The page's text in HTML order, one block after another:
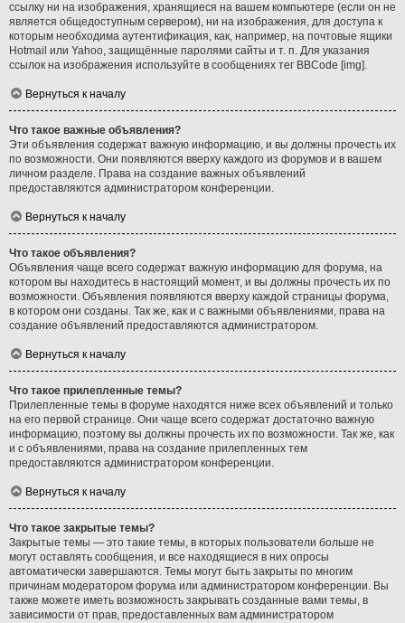
ссылку ни на изображения, хранящиеся на вашем компьютере (если он не
является общедоступным сервером), ни на изображения, для доступа к
которым необходима аутентификация, как, например, на почтовые ящики
Hotmail или Yahoo, защищённые паролями сайты и т. п. Для указания
ссылок на изображения используйте в сообщениях тег BBCode [img].
Вернуться к началу
Что такое важные объявления?
Эти объявления содержат важную информацию, и вы должны прочесть их
по возможности. Они появляются вверху каждого из форумов и в вашем
личном разделе. Права на создание важных объявлений
предоставляются администратором конференции.
Вернуться к началу
Что такое объявления?
Объявления чаще всего содержат важную информацию для форума, на
котором вы находитесь в настоящий момент, и вы должны прочесть их по
возможности. Объявления появляются вверху каждой страницы форума,
в котором они созданы. Так же, как и с важными объявлениями, права на
создание объявлений предоставляются администратором.
Вернуться к началу
Что такое прилепленные темы?
Прилепленные темы в форуме находятся ниже всех объявлений и только
на его первой странице. Они чаще всего содержат достаточно важную
информацию, поэтому вы должны прочесть их по возможности. Так же, как
и с объявлениями, права на создание прилепленных тем
предоставляются администратором конференции.
Вернуться к началу
Что такое закрытые темы?
Закрытые темы — это такие темы, в которых пользователи больше не
могут оставлять сообщения, и все находящиеся в них опросы
автоматически завершаются. Темы могут быть закрыты по многим
причинам модератором форума или администратором конференции. Вы
также можете иметь возможность закрывать созданные вами темы, в
зависимости от прав, предоставленных вам администратором